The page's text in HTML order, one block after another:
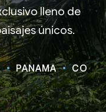
lleno de
únicos.
PANAMA